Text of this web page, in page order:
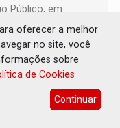
Público, em
anos da Lei Maria
oferecer a melhor
no site, você
sobre
de Cookies
Continuar